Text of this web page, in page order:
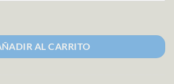
cantidad
AL CARRITO